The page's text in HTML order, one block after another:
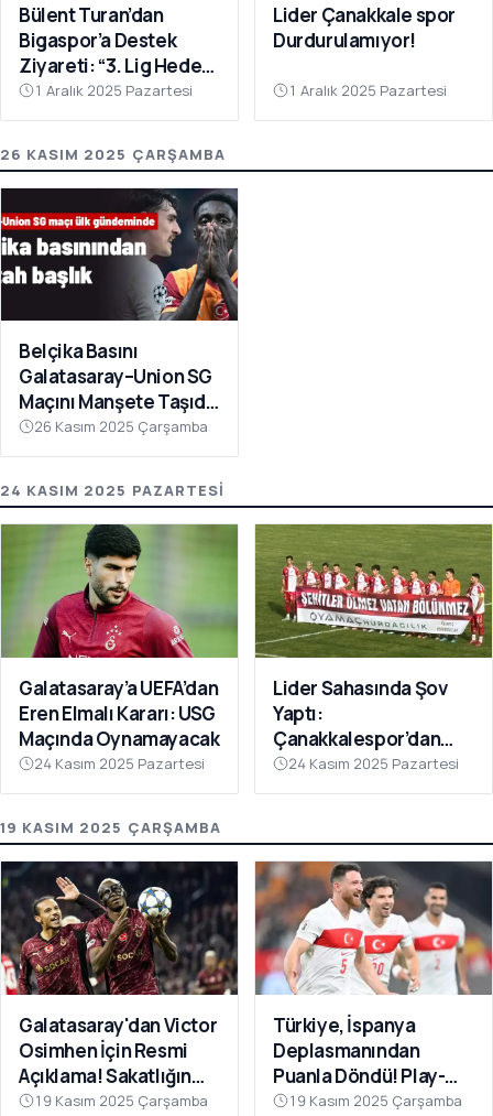
Bülent Turan’dan
Bigaspor’a Destek
Ziyareti: “3. Lig Hedefi
Çok Yakın”
1 Aralık 2025 Pazartesi
Lider Çanakkale spor
Durdurulamıyor!
1 Aralık 2025 Pazartesi
26 KASIM 2025 ÇARŞAMBA
Belçika Basını
Galatasaray–Union SG
Maçını Manşete Taşıdı:
“50 Bin Türk’ü
Susturdular”
26 Kasım 2025 Çarşamba
24 KASIM 2025 PAZARTESI
Galatasaray’a UEFA’dan
Eren Elmalı Kararı: USG
Maçında Oynamayacak
24 Kasım 2025 Pazartesi
Lider Sahasında Şov
Yaptı:
Çanakkalespor’dan
Farklı Galibiyet
24 Kasım 2025 Pazartesi
19 KASIM 2025 ÇARŞAMBA
Galatasaray'dan Victor
Osimhen İçin Resmi
Açıklama! Sakatlığın
Son Durumu Belli Oldu
19 Kasım 2025 Çarşamba
Türkiye, İspanya
Deplasmanından
Puanla Döndü! Play-
Off Öncesi Moral: 2-2
19 Kasım 2025 Çarşamba